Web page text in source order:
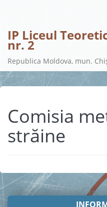
IP Liceul
nr. 2
Republica Moldova, mun.
Comisia
străine